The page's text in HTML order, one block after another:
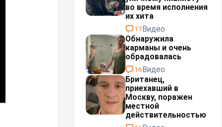
во время исполнения
их хита
17Видео
Обнаружила
карманы и очень
обрадовалась
16Видео
Британец,
приехавший в
Москву, поражен
местной
действительностью⁠⁠